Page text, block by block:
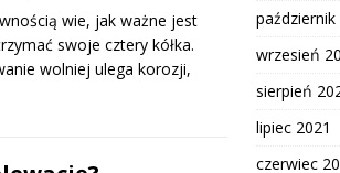
wie, jak ważne jest
swoje cztery kółka.
wolniej ulega korozji,
październik
wrzesień
sierpień
lipiec 2021
czerwiec